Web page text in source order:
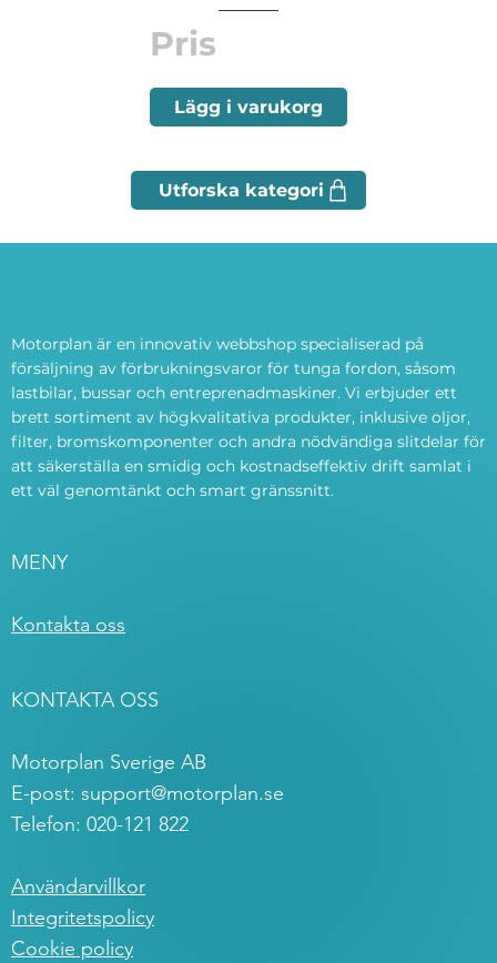
Pris
Lägg i varukorg
Motorplan är en innovativ webbshop specialiserad på
försäljning av förbrukningsvaror för tunga fordon, såsom
lastbilar, bussar och entreprenadmaskiner. Vi erbjuder ett
brett sortiment av högkvalitativa produkter, inklusive oljor,
filter, bromskomponenter och andra nödvändiga slitdelar för
att säkerställa en smidig och kostnadseffektiv drift samlat i
ett väl genomtänkt och smart gränssnitt.
MENY
Kontakta oss
KONTAKTA OSS
Motorplan Sverige AB
E-post: support@motorplan.se
Telefon: 020-121 822
Användarvillkor
Integritetspolicy
Cookie policy